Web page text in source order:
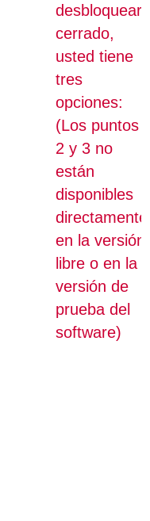
desbloquear
cerrado,
usted tiene
tres
opciones:
(Los puntos
2 y 3 no
están
disponibles
directamente
en la versión
libre o en la
versión de
prueba del
software)